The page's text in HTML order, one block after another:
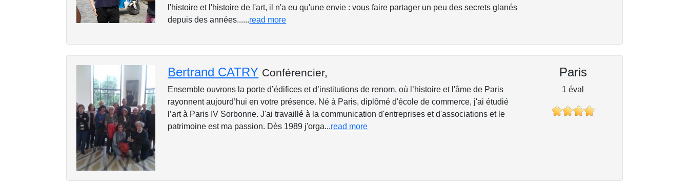
l'histoire et l'histoire de l'art, il n'a eu qu'une envie : vous faire partager un peu des secrets glanés
depuis des années......read more
Bertrand CATRY Conférencier,
Ensemble ouvrons la porte d’édifices et d’institutions de renom, où l’histoire et l'âme de Paris
rayonnent aujourd’hui en votre présence. Né à Paris, diplômé d'école de commerce, j'ai étudié
l’art à Paris IV Sorbonne. J'ai travaillé à la communication d'entreprises et d'associations et le
patrimoine est ma passion. Dès 1989 j'orga...read more
Paris
1 éval